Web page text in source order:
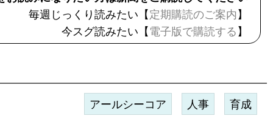
毎週じっくり読みたい【 定期購読のご案内 】
今スグ読みたい【 電子版で購読する 】
アールシーコア 人事 育成